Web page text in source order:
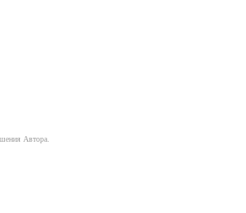
Автора.